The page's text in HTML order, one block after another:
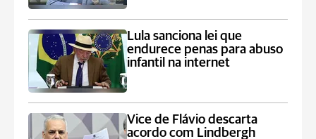
Lula sanciona lei que
endurece penas para abuso
infantil na internet
Vice de Flávio descarta
acordo com Lindbergh